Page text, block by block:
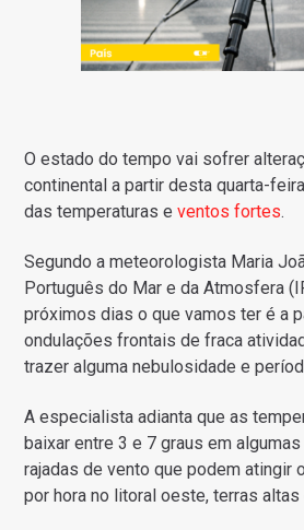
O estado do tempo vai sofrer
continental a partir desta quarta-
das temperaturas eventos fortes.
Segundo a meteorologista Maria
Português do Mar e da Atmosfera
próximos dias o que vamos ter é a
ondulações frontais de fraca
trazer alguma nebulosidade e
A especialista adianta que as
baixar entre 3 e 7 graus em
rajadas de vento que podem atingir
por hora no litoral oeste, terras